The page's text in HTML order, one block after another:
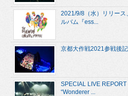
2021/9/8（水）リリース
ルバム『ess...
京都大作戦2021参戦後記
SPECIAL LIVE
“Wonderer ...